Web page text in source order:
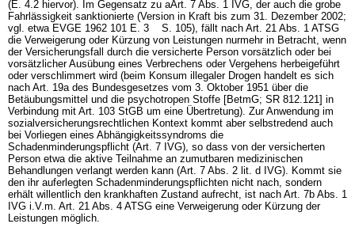
(E. 4.2 hiervor). Im Gegensatz zu aArt. 7 Abs. 1 IVG, der auch die grobe
Fahrlässigkeit sanktionierte (Version in Kraft bis zum 31. Dezember 2002;
vgl. etwa EVGE 1962 101 E. 3 S. 105), fällt nach Art. 21 Abs. 1 ATSG
die Verweigerung oder Kürzung von Leistungen nurmehr in Betracht, wenn
der Versicherungsfall durch die versicherte Person vorsätzlich oder bei
vorsätzlicher Ausübung eines Verbrechens oder Vergehens herbeigeführt
oder verschlimmert wird (beim Konsum illegaler Drogen handelt es sich
nach Art. 19a des Bundesgesetzes vom 3. Oktober 1951 über die
Betäubungsmittel und die psychotropen Stoffe [BetmG; SR 812.121] in
Verbindung mit Art. 103 StGB um eine Übertretung). Zur Anwendung im
sozialversicherungsrechtlichen Kontext kommt aber selbstredend auch
bei Vorliegen eines Abhängigkeitssyndroms die
Schadenminderungspflicht (Art. 7 IVG), so dass von der versicherten
Person etwa die aktive Teilnahme an zumutbaren medizinischen
Behandlungen verlangt werden kann (Art. 7 Abs. 2 lit. d IVG). Kommt sie
den ihr auferlegten Schadenminderungspflichten nicht nach, sondern
erhält willentlich den krankhaften Zustand aufrecht, ist nach Art. 7b Abs. 1
IVG i.V.m. Art. 21 Abs. 4 ATSG eine Verweigerung oder Kürzung der
Leistungen möglich.